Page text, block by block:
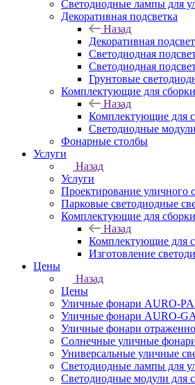
Светодиодные лампы для
Декоративная подсветка
Назад
Декоративная
Светодиодная
Светодиодная
Грунтовые
Комплектующие для
Назад
Комплектующие для
Светодиодные
Фонарные столбы
Услуги
Назад
Услуги
Проектирование уличного
Парковые светодиодные
Комплектующие для
Назад
Комплектующие для
Изготовление
Цены
Назад
Цены
Уличные фонари AURO-
Уличные фонари AURO-
Уличные фонари
Солнечные уличные
Универсальные уличные
Светодиодные лампы для
Светодиодные модули для